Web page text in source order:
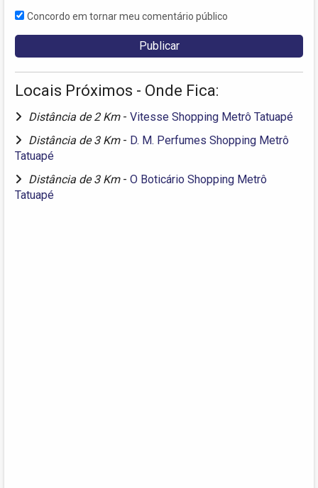
Concordo em tornar meu comentário público
Locais Próximos - Onde Fica:
Distância de 2 Km - Vitesse Shopping Metrô Tatuapé
Distância de 3 Km - D. M. Perfumes Shopping Metrô
Tatuapé
Distância de 3 Km - O Boticário Shopping Metrô
Tatuapé